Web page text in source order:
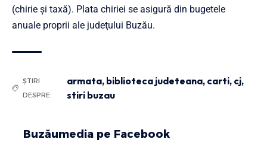
(chirie şi taxă). Plata chiriei se asigură din bugetele
anuale proprii ale judeţului Buzău.
ȘTIRI
DESPRE:
armata, biblioteca judeteana, carti, cj,
stiri buzau
Buzăumedia pe Facebook